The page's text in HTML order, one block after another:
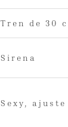
Tren de 30
Sirena
Sexy,